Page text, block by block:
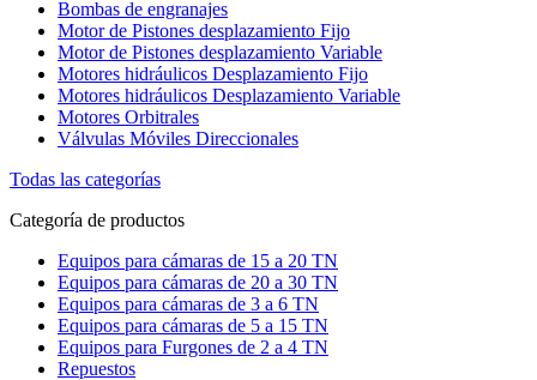
Bombas de engranajes
Motor de Pistones desplazamiento Fijo
Motor de Pistones desplazamiento Variable
Motores hidráulicos Desplazamiento Fijo
Motores hidráulicos Desplazamiento Variable
Motores Orbitrales
Válvulas Móviles Direccionales
Todas las categorías
Categoría de productos
Equipos para cámaras de 15 a 20 TN
Equipos para cámaras de 20 a 30 TN
Equipos para cámaras de 3 a 6 TN
Equipos para cámaras de 5 a 15 TN
Equipos para Furgones de 2 a 4 TN
Repuestos